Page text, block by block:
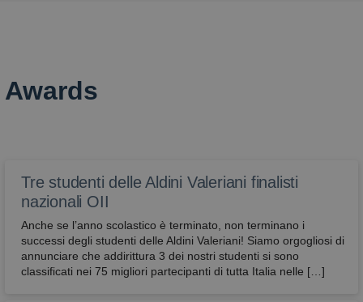
Awards
Tre studenti delle Aldini Valeriani finalisti
nazionali OII
Anche se l’anno scolastico è terminato, non terminano i
successi degli studenti delle Aldini Valeriani! Siamo orgogliosi di
annunciare che addirittura 3 dei nostri studenti si sono
classificati nei 75 migliori partecipanti di tutta Italia nelle […]